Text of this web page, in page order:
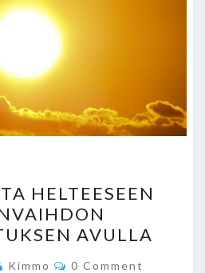
HELTEESEEN
ILMANVAIHDON
YÖTEHOSTUKSEN
AVULLA
HELTEESEEN
AVULLA
Kimmo Comments
0 Comment